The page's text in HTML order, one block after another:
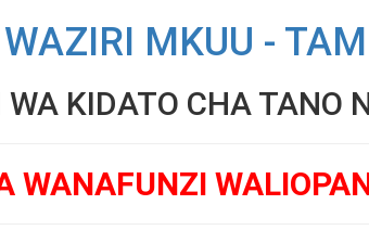
MKUU -
KIDATO CHA TANO
WANAFUNZI